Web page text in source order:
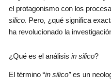
el protagonismo con los
silico. Pero, ¿qué significa
ha revolucionado la
¿Qué es el análisis in silico?
El término “in silico”es un